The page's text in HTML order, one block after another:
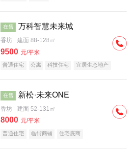
在售 万科智慧未来城
香坊 建面 88-128㎡
9500 元/平米
普通住宅 公寓 科技住宅
宜居生态地产
在售 新松·未来ONE
香坊 建面 52-131㎡
8000 元/平米
普通住宅 临街商铺 住宅底商